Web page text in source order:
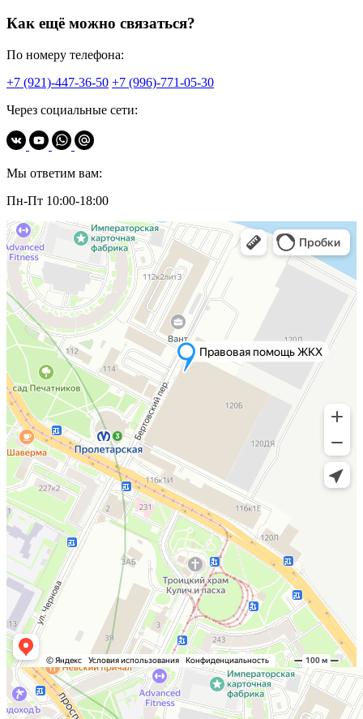
Как ещё можно связаться?
По номеру телефона:
+7 (921)-447-36-50 +7 (996)-771-05-30
Через социальные сети:
Мы ответим вам:
Пн-Пт 10:00-18:00